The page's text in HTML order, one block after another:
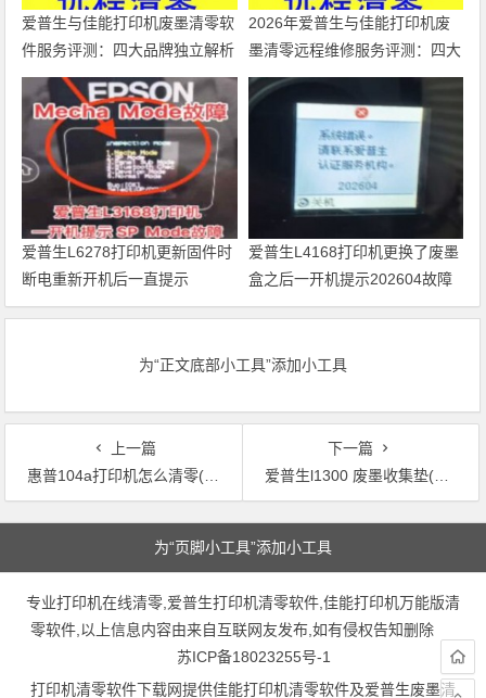
爱普生与佳能打印机废墨清零软
件服务评测：四大品牌独立解析
2026年爱普生与佳能打印机废
墨清零远程维修服务评测：四大
品牌独立解析
爱普生L6278打印机更新固件时
断电重新开机后一直提示
Recovery Mode故障
爱普生L4168打印机更换了废墨
盒之后一开机提示202604故障
代码维修
为“正文底部小工具”添加小工具
上一篇
惠普104a打印机怎么清零(惠普104a打印机清零操作步骤)
下一篇
爱普生l1300 废墨收集垫(爱普生L1300废墨收纳板解析)
文章导航
为“页脚小工具”添加小工具
专业打印机在线清零,爱普生打印机清零软件,佳能打印机万能版清
零软件,以上信息内容由来自互联网友发布,如有侵权告知删除
苏ICP备18023255号-1
打印机清零软件下载网提供佳能打印机清零软件及爱普生废墨清